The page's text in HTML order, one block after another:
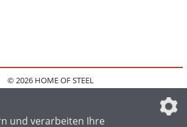
© 2026 HOME OF STEEL
IMPRESSUM
DATENSCHUTZEINSTELLUNGEN
und verarbeiten Ihre